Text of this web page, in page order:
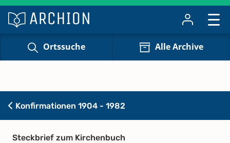
Ortssuche Alle Archive
Konfirmationen 1904 - 1982
Steckbrief zum Kirchenbuch